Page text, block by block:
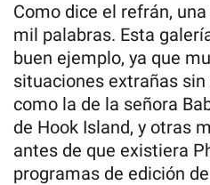
Como dice el refrán,
mil palabras. Esta
buen ejemplo, ya que
situaciones extrañas
como la de la señora
de Hook Island, y otras
antes de que existiera
programas de edición